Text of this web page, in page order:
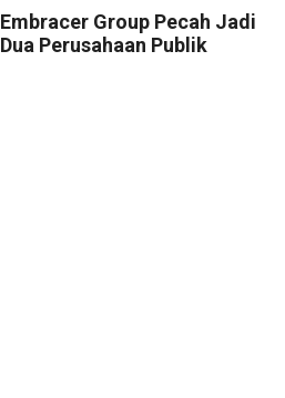
Embracer Group Pecah Jadi
Dua Perusahaan Publik